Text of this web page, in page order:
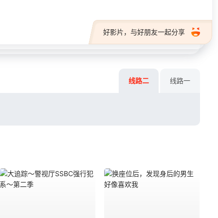
好影片，与好朋友一起分享
线路二 线路一